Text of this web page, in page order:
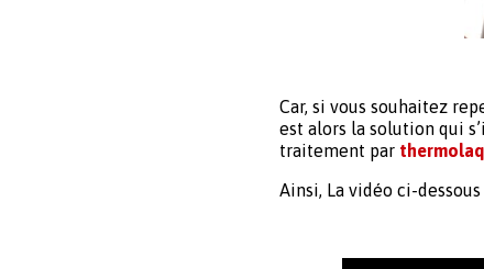
Car, si vous souhaitez
est alors la solution qui
traitement par
Ainsi, La vidéo ci-